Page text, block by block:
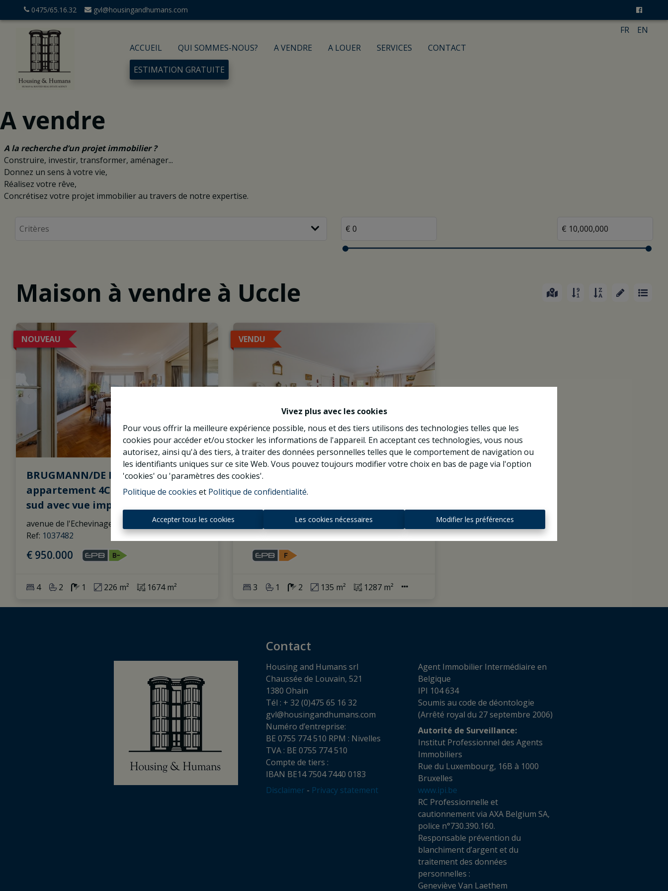
Vivez plus avec les cookies
Pour vous offrir la meilleure expérience possible, nous et des tiers utilisons des technologies telles que les
cookies pour accéder et/ou stocker les informations de l'appareil. En acceptant ces technologies, vous nous
autorisez, ainsi qu'à des tiers, à traiter des données personnelles telles que le comportement de navigation ou
les identifiants uniques sur ce site Web. Vous pouvez toujours modifier votre choix en bas de page via l'option
'cookies' ou 'paramètres des cookies'.
Politique de cookies et Politique de confidentialité.
Accepter tous les cookies Les cookies nécessaires Modifier les préférences
0475/65.16.32 gvl@housingandhumans.com
ACCUEIL QUI SOMMES-NOUS? A VENDRE A LOUER SERVICES
CONTACT
ESTIMATION GRATUITE
FR EN
A vendre
A la recherche d’un projet immobilier ?
Construire, investir, transformer, aménager...
Donnez un sens à votre vie,
Réalisez votre rêve,
Concrétisez votre projet immobilier au travers de notre expertise.
Maison à vendre à Uccle
NOUVEAU
BRUGMANN/DE FRE, bel
appartement 4CH/3SDB, terrasse
sud avec vue imprenable
avenue de l'Echevinage 13 8, 1180 Uccle|
Ref: 1037482
€ 950.000
4 2 1 226 m² 1674 m²
VENDU
Lumineux appartement
(3CH/3SDD) avec 3 terrasses,
1180 Uccle|Ref: 1037403
3 1 2 135 m² 1287 m²
Contact
Housing and Humans srl
Chaussée de Louvain, 521
1380 Ohain
Tél : + 32 (0)475 65 16 32
gvl@housingandhumans.com
Numéro d’entreprise:
BE 0755 774 510 RPM : Nivelles
TVA : BE 0755 774 510
Compte de tiers :
IBAN BE14 7504 7440 0183
Disclaimer - Privacy statement
Agent Immobilier Intermédiaire en
Belgique
IPI 104 634
Soumis au code de déontologie
(Arrêté royal du 27 septembre 2006)
Autorité de Surveillance:
Institut Professionnel des Agents
Immobiliers
Rue du Luxembourg, 16B à 1000
Bruxelles
www.ipi.be
RC Professionnelle et
cautionnement via AXA Belgium SA,
police n°730.390.160.
Responsable prévention du
blanchiment d’argent et du
traitement des données
personnelles :
Geneviève Van Laethem